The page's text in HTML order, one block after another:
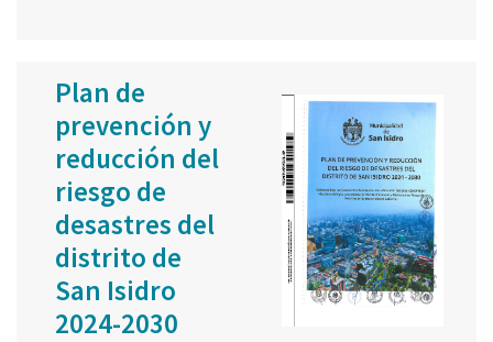
Plan de
prevención y
reducción del
riesgo de
desastres del
distrito de
San Isidro
2024-2030